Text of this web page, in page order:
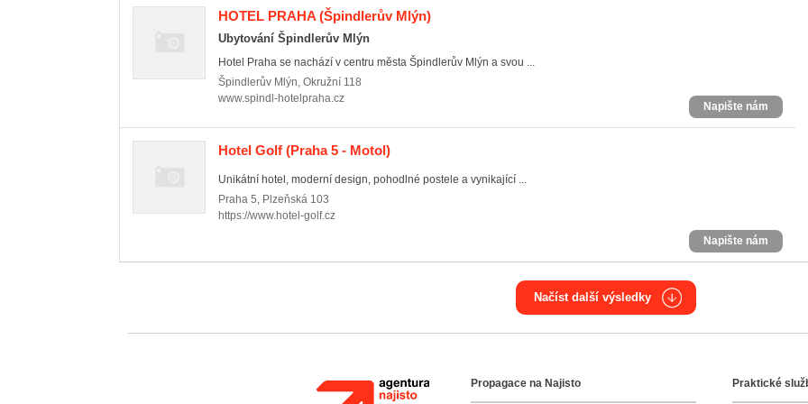
HOTEL PRAHA (Špindlerův Mlýn)
Ubytování Špindlerův Mlýn
Hotel Praha se nachází v centru města Špindlerův Mlýn a svou ...
Špindlerův Mlýn, Okružní 118
www.spindl-hotelpraha.cz
Napište nám
Hotel Golf (Praha 5 - Motol)
Unikátní hotel, moderní design, pohodlné postele a vynikající ...
Praha 5, Plzeňská 103
https://www.hotel-golf.cz
Napište nám
Načíst další výsledky
Agentura NajistoPropagace na Najisto Praktické